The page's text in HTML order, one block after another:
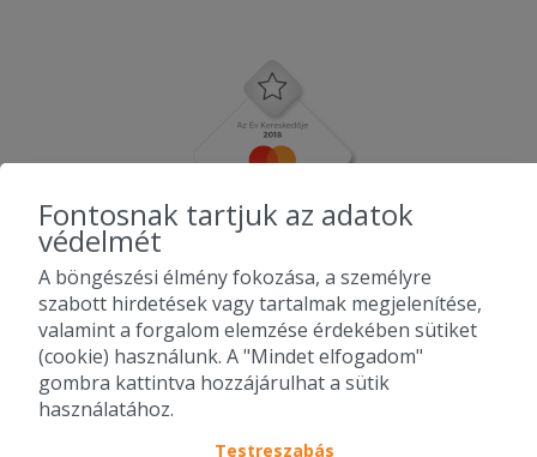
Fontosnak tartjuk az adatok
védelmét
A böngészési élmény fokozása, a személyre
szabott hirdetések vagy tartalmak megjelenítése,
valamint a forgalom elemzése érdekében sütiket
(cookie) használunk. A "Mindet elfogadom"
gombra kattintva hozzájárulhat a sütik
használatához.
Testreszabás